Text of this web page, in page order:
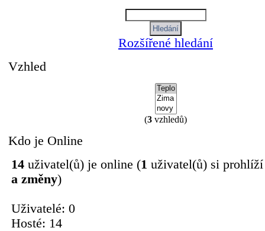
Rozšířené hledání
Vzhled
(3 vzhledů)
Kdo je Online
14 uživatel(ů) je online (1 uživatel(ů) si
a změny)
Uživatelé: 0
Hosté: 14